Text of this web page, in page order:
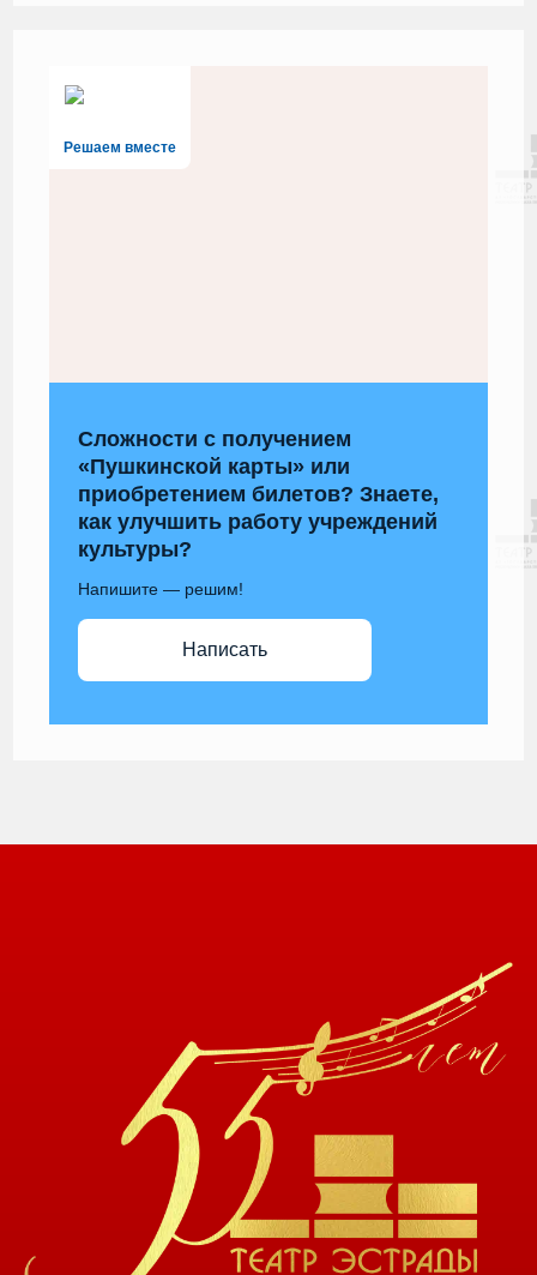
Решаем вместе
Сложности с получением
«Пушкинской карты» или
приобретением билетов? Знаете,
как улучшить работу учреждений
культуры?
Напишите — решим!
Написать